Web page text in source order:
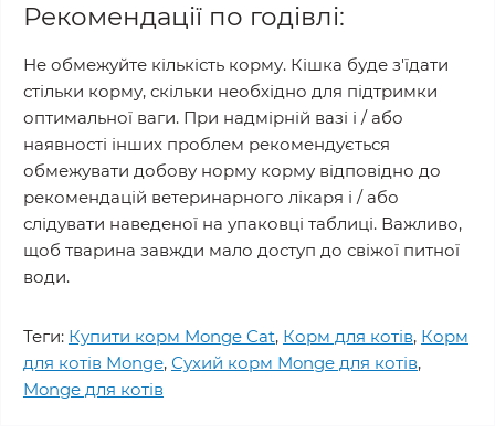
Рекомендації по годівлі:
Не обмежуйте кількість корму. Кішка буде з'їдати
стільки корму, скільки необхідно для підтримки
оптимальної ваги. При надмірній вазі і / або
наявності інших проблем рекомендується
обмежувати добову норму корму відповідно до
рекомендацій ветеринарного лікаря і / або
слідувати наведеної на упаковці таблиці. Важливо,
щоб тварина завжди мало доступ до свіжої питної
води.
Теги: Купити корм Monge Cat, Корм для котів, Корм
для котів Monge, Сухий корм Monge для котів,
Monge для котів